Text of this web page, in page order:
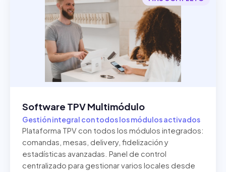
Software TPV Multimódulo
Gestión integral con todos los módulos activados
Plataforma TPV con todos los módulos integrados:
comandas, mesas, delivery, fidelización y
estadísticas avanzadas. Panel de control
centralizado para gestionar varios locales desde